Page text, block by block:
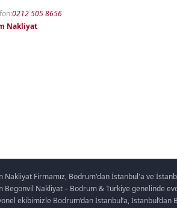
0212 505 8656
Nakliyat
Nakliyat Firmamız, Bodrum'dan İstanbul'a ve
Begonvil Nakliyat – Bodrum & Türkiye genelinde
ekibimizle Bodrum’dan İstanbul’a,